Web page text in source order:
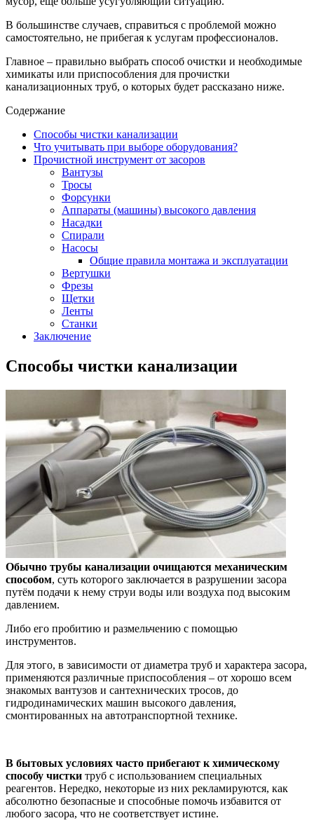
В большинстве случаев, справиться с проблемой можно
самостоятельно, не прибегая к услугам профессионалов.
Главное – правильно выбрать способ очистки и необходимые
химикаты или приспособления для прочистки
канализационных труб, о которых будет рассказано ниже.
Содержание
Способы чистки канализации
Что учитывать при выборе оборудования?
Прочистной инструмент от засоров
Вантузы
Тросы
Форсунки
Аппараты (машины) высокого давления
Насадки
Спирали
Насосы
Общие правила монтажа и эксплуатации
Вертушки
Фрезы
Щетки
Ленты
Станки
Заключение
Способы чистки канализации
Обычно трубы канализации очищаются механическим
способом, суть которого заключается в разрушении засора
путём подачи к нему струи воды или воздуха под высоким
давлением.
Либо его пробитию и размельчению с помощью
инструментов.
Для этого, в зависимости от диаметра труб и характера засора,
применяются различные приспособления – от хорошо всем
знакомых вантузов и сантехнических тросов, до
гидродинамических машин высокого давления,
смонтированных на автотранспортной технике.
В бытовых условиях часто прибегают к химическому
способу чистки труб с использованием специальных
реагентов. Нередко, некоторые из них рекламируются, как
абсолютно безопасные и способные помочь избавится от
любого засора, что не соответствует истине.